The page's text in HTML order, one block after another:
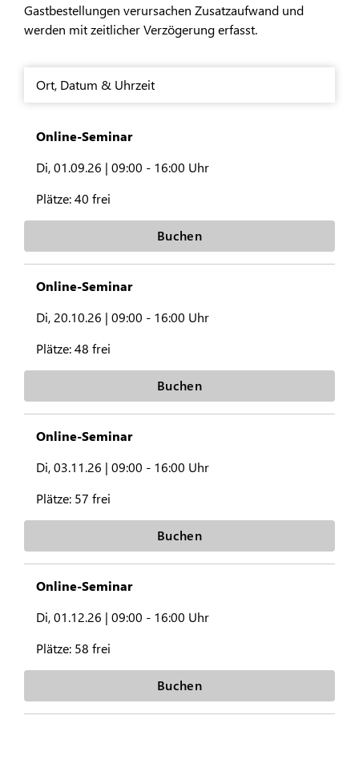
Gastbestellungen verursachen Zusatzaufwand und
werden mit zeitlicher Verzögerung erfasst.
Ort, Datum & Uhrzeit
Online-Seminar
Di, 01.09.26 | 09:00 - 16:00 Uhr
Plätze:40 frei
Buchen
Online-Seminar
Di, 20.10.26 | 09:00 - 16:00 Uhr
Plätze:48 frei
Buchen
Online-Seminar
Di, 03.11.26 | 09:00 - 16:00 Uhr
Plätze: 57 frei
Buchen
Online-Seminar
Di, 01.12.26 | 09:00 - 16:00 Uhr
Plätze: 58 frei
Buchen